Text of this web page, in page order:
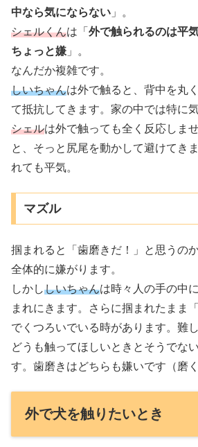
中なら気にならない 」。
シェルくんは「 外で触られるのは平
ちょっと嫌 」。
なんだか複雑です。
しいちゃんは外で触ると、背中を丸
て抵抗してきます。家の中では特に
シェルは外で触っても全く反応しま
と、そっと尻尾を動かして避けてき
れても平気。
マズル
掴まれると「歯磨きだ！」と思うの
全体的に嫌がります。
しかししいちゃんは時々人の手の中
まれにきます。さらに掴まれたまま
でくつろいでいる時があります。難
どうも触ってほしいときとそうでな
す。歯磨きはどちらも嫌いです（磨く
外で犬を触りたいとき